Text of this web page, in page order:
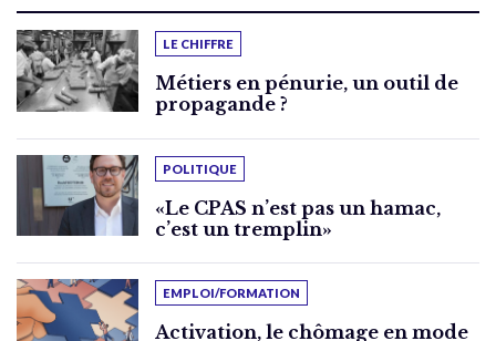
LE CHIFFRE
Métiers en pénurie, un outil de
propagande ?
POLITIQUE
«Le CPAS n’est pas un hamac,
c’est un tremplin»
EMPLOI/FORMATION
Activation, le chômage en mode